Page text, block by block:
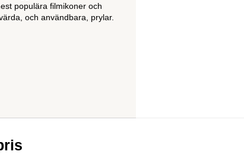
populära filmikoner och
och användbara, prylar.